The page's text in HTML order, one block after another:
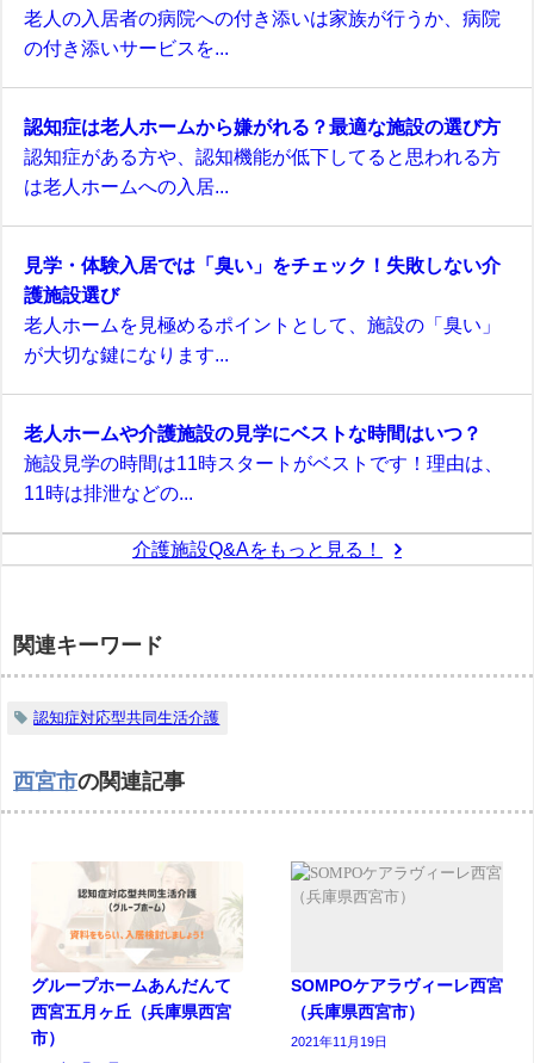
老人の入居者の病院への付き添いは家族が行うか、病院
の付き添いサービスを...
認知症は老人ホームから嫌がれる？最適な施設の選び方
認知症がある方や、認知機能が低下してると思われる方
は老人ホームへの入居...
見学・体験入居では「臭い」をチェック！失敗しない介
護施設選び
老人ホームを見極めるポイントとして、施設の「臭い」
が大切な鍵になります...
老人ホームや介護施設の見学にベストな時間はいつ？
施設見学の時間は11時スタートがベストです！理由は、
11時は排泄などの...
介護施設Q&Aをもっと見る！
関連キーワード
認知症対応型共同生活介護
西宮市の関連記事
グループホームあんだんて
西宮五月ヶ丘（兵庫県西宮
市）
SOMPOケアラヴィーレ西宮
（兵庫県西宮市）
2021年11月19日